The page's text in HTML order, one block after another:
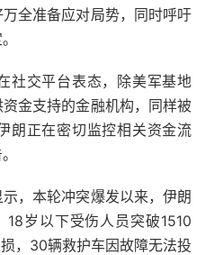
全准备应对局势，同时呼吁
社交平台表态，除美军基地
金支持的金融机构，同样被
朗正在密切监控相关资金流
，本轮冲突爆发以来，伊朗
岁以下受伤人员突破1510
，30辆救护车因故障无法投